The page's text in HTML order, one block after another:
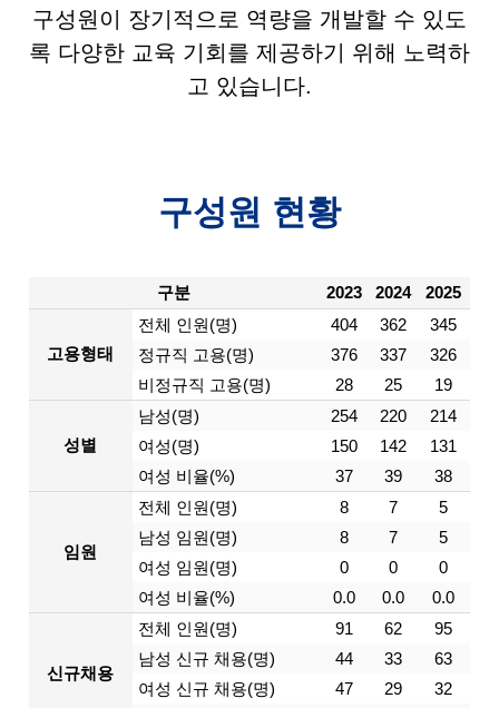
구성원이 장기적으로 역량을 개발할 수 있도
록 다양한 교육 기회를 제공하기 위해 노력하
고 있습니다.
구성원 현황
구분 2023 2024 2025
고용형태
전체 인원(명) 404 362
345
정규직 고용(명)
376 337
326
비정규직 고용(명)
28 25 19
성별
남성(명) 254 220
214
여성(명)
150 142
131
여성 비율(%)
37 39 38
임원
전체 인원(명) 8 7
5
남성 임원(명)
8 7
5
여성 임원(명)
0 0
0
여성 비율(%)
0.0 0.0 0.0
신규채용
전체 인원(명) 91 62
95
남성 신규 채용(명)
44 33
63
여성 신규 채용(명)
47 29
32